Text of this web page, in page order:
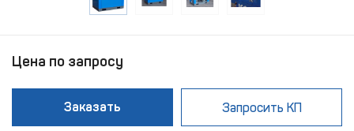
Цена по запросу
Заказать Запросить КП